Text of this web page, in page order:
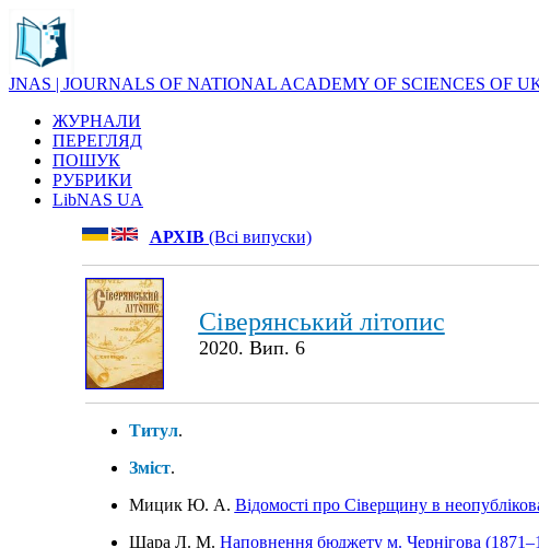
JNAS | JOURNALS OF NATIONAL ACADEMY OF SCIENCES OF
ЖУРНАЛИ
ПЕРЕГЛЯД
ПОШУК
РУБРИКИ
LibNAS UA
АРХІВ(Всі випуски)
Сіверянський літопис
2020. Вип. 6
Титул.
Зміст.
Мицик Ю. А. Відомості про Сіверщину в
Шара Л. М. Наповнення бюджету м. Чернігова